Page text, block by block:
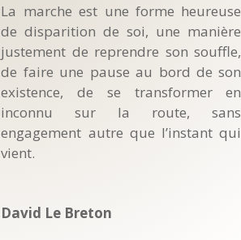
La marche est une forme heureuse
de disparition de soi, une manière
justement de reprendre son souffle,
de faire une pause au bord de son
existence, de se transformer en
inconnu sur la route, sans
engagement autre que l’instant qui
vient.
David Le Breton